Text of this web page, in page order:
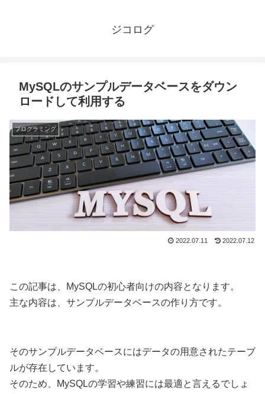
ジコログ
MySQLのサンプルデータベースをダウン
ロードして利用する
プログラミング
2022.07.12
2022.07.11
この記事は、MySQLの初心者向けの内容となります。
主な内容は、サンプルデータベースの作り方です。
そのサンプルデータベースにはデータの用意されたテーブ
ルが存在しています。
そのため、MySQLの学習や練習には最適と言えるでしょ